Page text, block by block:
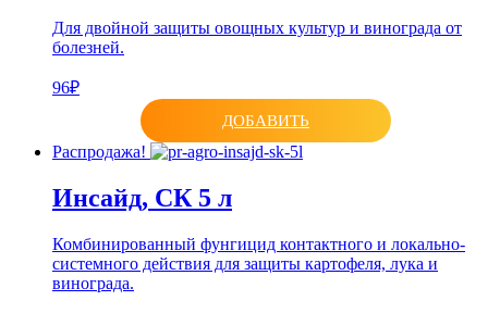
Для двойной защиты овощных культур и винограда от
болезней.
96₽
ДОБАВИТЬ
Распродажа!
Инсайд, СК 5 л
Комбинированный фунгицид контактного и локально-
системного действия для защиты картофеля, лука и
винограда.